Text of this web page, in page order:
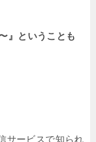
』ということも
サービスで知られ